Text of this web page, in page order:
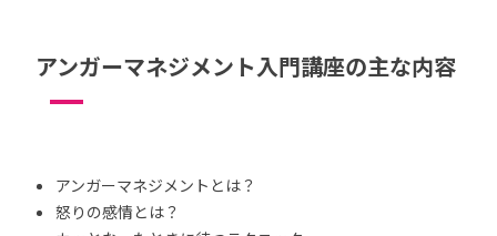
アンガーマネジメント入門講座の主な内容
アンガーマネジメントとは？
怒りの感情とは？